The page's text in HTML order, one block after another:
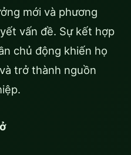
mới và phương
vấn đề. Sự kết hợp
chủ động khiến họ
trở thành nguồn